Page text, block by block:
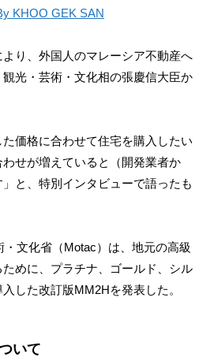
KHOO GEK SAN
り、外国人のマレーシア不動産へ
光・芸術・文化相の張慶信大臣か
た価格に合わせて住宅を購入したい
せが増えていると（開発業者か
と、特別インタビューで語ったも
・文化省（Motac）は、地元の高級
めに、プラチナ、ゴールド、シル
した改訂版MM2Hを発表した。
いて